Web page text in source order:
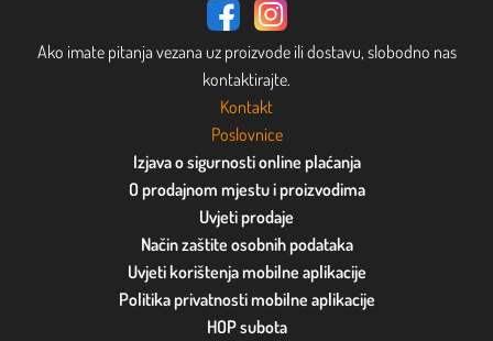
Ako imate pitanja vezana uz proizvode ili dostavu, slobodno nas
kontaktirajte.
Kontakt
Poslovnice
Izjava o sigurnosti online plaćanja
O prodajnom mjestu i proizvodima
Uvjeti prodaje
Način zaštite osobnih podataka
Uvjeti korištenja mobilne aplikacije
Politika privatnosti mobilne aplikacije
HOP subota